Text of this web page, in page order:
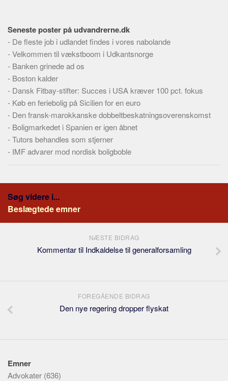
Webstedet
Forhistorien
Redigering
Tekstannoncer
Bannere
Hjælp
Seneste poster på udvandrerne.dk
- De fleste job i udlandet findes i vores nabolande
-Velkommen til vækstboom i Udkantsnorge
- Banken grinede ad os
- Boston kalder
- Dansk Fitbay-stifter: Succes i USA kræver 100 pct. fokus
- Køb en feriebolig på Sicilien for en euro
- Den fransk-marokkanske dobbeltbeskatningsoverenskomst
- Boligmarkedet i Spanien er igen åbnet
-Tutors behandles som stjerner
- IMF advarer mod nordisk boligboble
Søg videre i...
Beslægtede emner
NÆSTE BIDRAG
Kommentar til Indkaldelse til generalforsamling
FOREGÅENDE BIDRAG
Den nye regering dropper flyskat
Emner
Advokater (636)